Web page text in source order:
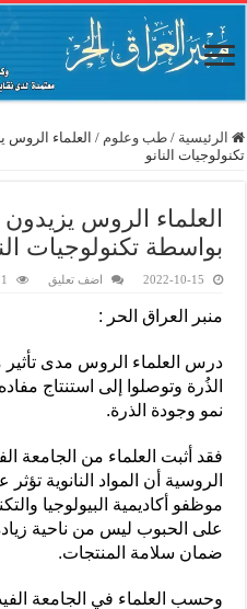
الرئيسية / طب وعلوم / العلماء
تكنولوجيات النانو
العلماء الروس
بواسطة تكنولوجيات
2022-10-15 اضف تعليق
منبر العراق الحر :
درس العلماء الروس مدى تأثير
الذُرة وتوصلوا إلى استنتاج
نمو وجودة الذرة.
فقد أثبت العلماء من الجامعة
الروسية أن المواد النانوية
موظفو أكاديمية البيولوجيا
على الحبوب ليس من ناحية
ضمان سلامة المنتجات.
وحسب العلماء في الجامعة